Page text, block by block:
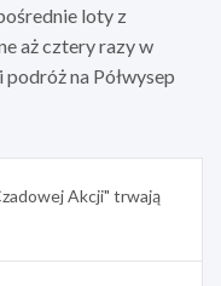
loty z
aż cztery razy w
na Półwysep
Akcji" trwają